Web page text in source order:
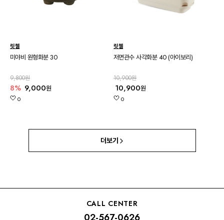
릿첼
미야비 원형화분 30
9,800원
8% 9,000원
0
릿첼
저면관수 사각화분 40 (아이보리)
10,900원
10,900원
0
더보기
CALL CENTER